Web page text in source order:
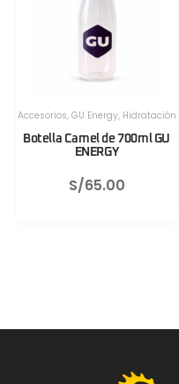
Herramientas,
Válvula CNC TLR Valve pro
S/130.00